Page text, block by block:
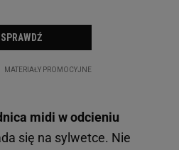
midi w odcieniu
się na sylwetce. Nie